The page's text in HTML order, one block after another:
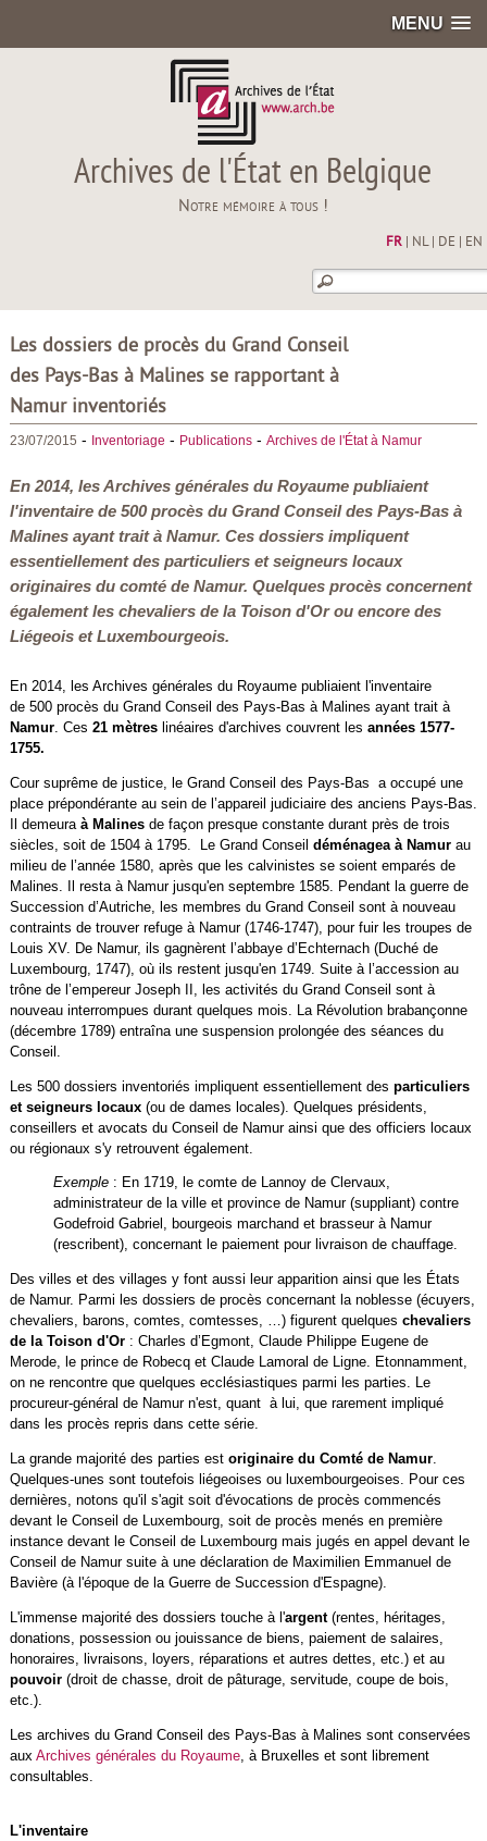
MENU
Archives de l'État en Belgique
Notre mémoire à tous !
FR| NL| DE EN
Les dossiers de procès du Grand Conseil
des Pays-Bas à Malines se rapportant à
Namur inventoriés
23/07/2015 - Inventoriage - Publications- Archives de l'État à Namur
En 2014, les Archives générales du Royaume publiaient
l'inventaire de 500 procès du Grand Conseil des Pays-Bas à
Malines ayant trait à Namur. Ces dossiers impliquent
essentiellement des particuliers et seigneurs locaux
originaires du comté de Namur. Quelques procès concernent
également les chevaliers de la Toison d'Or ou encore des
Liégeois et Luxembourgeois.
En 2014, les Archives générales du Royaume publiaient l'inventaire
de 500 procès du Grand Conseil des Pays-Bas à Malines ayant trait à
Namur. Ces 21 mètreslinéaires d'archives couvrent les années 1577-
1755.
Cour suprême de justice, le Grand Conseil des Pays-Bas a occupé une
place prépondérante au sein de l’appareil judiciaire des anciens Pays-Bas.
Il demeura à Malines de façon presque constante durant près de trois
siècles, soit de 1504 à 1795.
Le Grand Conseil déménagea à Namur au
milieu de l’année 1580, après que les calvinistes se soient emparés de
Malines. Il resta à Namur jusqu'en septembre 1585. Pendant la guerre de
Succession d’Autriche, les membres du Grand Conseil sont à nouveau
contraints de trouver refuge à Namur (1746-1747), pour fuir les troupes de
Louis XV. De Namur, ils gagnèrent l’abbaye d’Echternach (Duché de
Luxembourg, 1747), où ils restent jusqu'en 1749. Suite à l’accession au
trône de l’empereur Joseph II, les activités du Grand Conseil sont à
nouveau interrompues durant quelques mois. La Révolution brabançonne
(décembre 1789) entraîna une suspension prolongée des séances du
Conseil.
Les 500 dossiers inventoriés impliquent essentiellement des particuliers
et seigneurs locaux (ou de dames locales). Quelques présidents,
conseillers et avocats du Conseil de Namur ainsi que des officiers locaux
ou régionaux s'y retrouvent également.
Exemple : En 1719, le comte de Lannoy de Clervaux,
administrateur de la ville et province de Namur (suppliant) contre
Godefroid Gabriel, bourgeois marchand et brasseur à Namur
(rescribent), concernant le paiement pour livraison de chauffage.
Des villes et des villages y font aussi leur apparition ainsi que les États
de Namur. Parmi les dossiers de procès concernant la noblesse (écuyers,
chevaliers, barons, comtes, comtesses, …) figurent quelques chevaliers
de la Toison d'Or : Charles d’Egmont, Claude Philippe Eugene de
Merode, le prince de Robecq et Claude Lamoral de Ligne. Etonnamment,
on ne rencontre que quelques ecclésiastiques parmi les parties. Le
procureur-général de Namur n'est, quant à lui, que rarement impliqué
dans les procès repris dans cette série.
La grande majorité des parties est originaire du Comté de Namur.
Quelques-unes sont toutefois liégeoises ou luxembourgeoises. Pour ces
dernières, notons qu'il s'agit soit d'évocations de procès commencés
devant le Conseil de Luxembourg, soit de procès menés en première
instance devant le Conseil de Luxembourg mais jugés en appel devant le
Conseil de Namur suite à une déclaration de Maximilien Emmanuel de
Bavière (à l'époque de la Guerre de Succession d'Espagne).
L'immense majorité des dossiers touche à l'argent(rentes, héritages,
donations, possession ou jouissance de biens, paiement de salaires,
honoraires, livraisons, loyers, réparations et autres dettes, etc.) et au
pouvoir (droit de chasse, droit de pâturage, servitude, coupe de bois,
etc.).
Les archives du Grand Conseil des Pays-Bas à Malines sont conservées
aux Archives générales du Royaume, à Bruxelles et sont librement
consultables.
L'inventaire